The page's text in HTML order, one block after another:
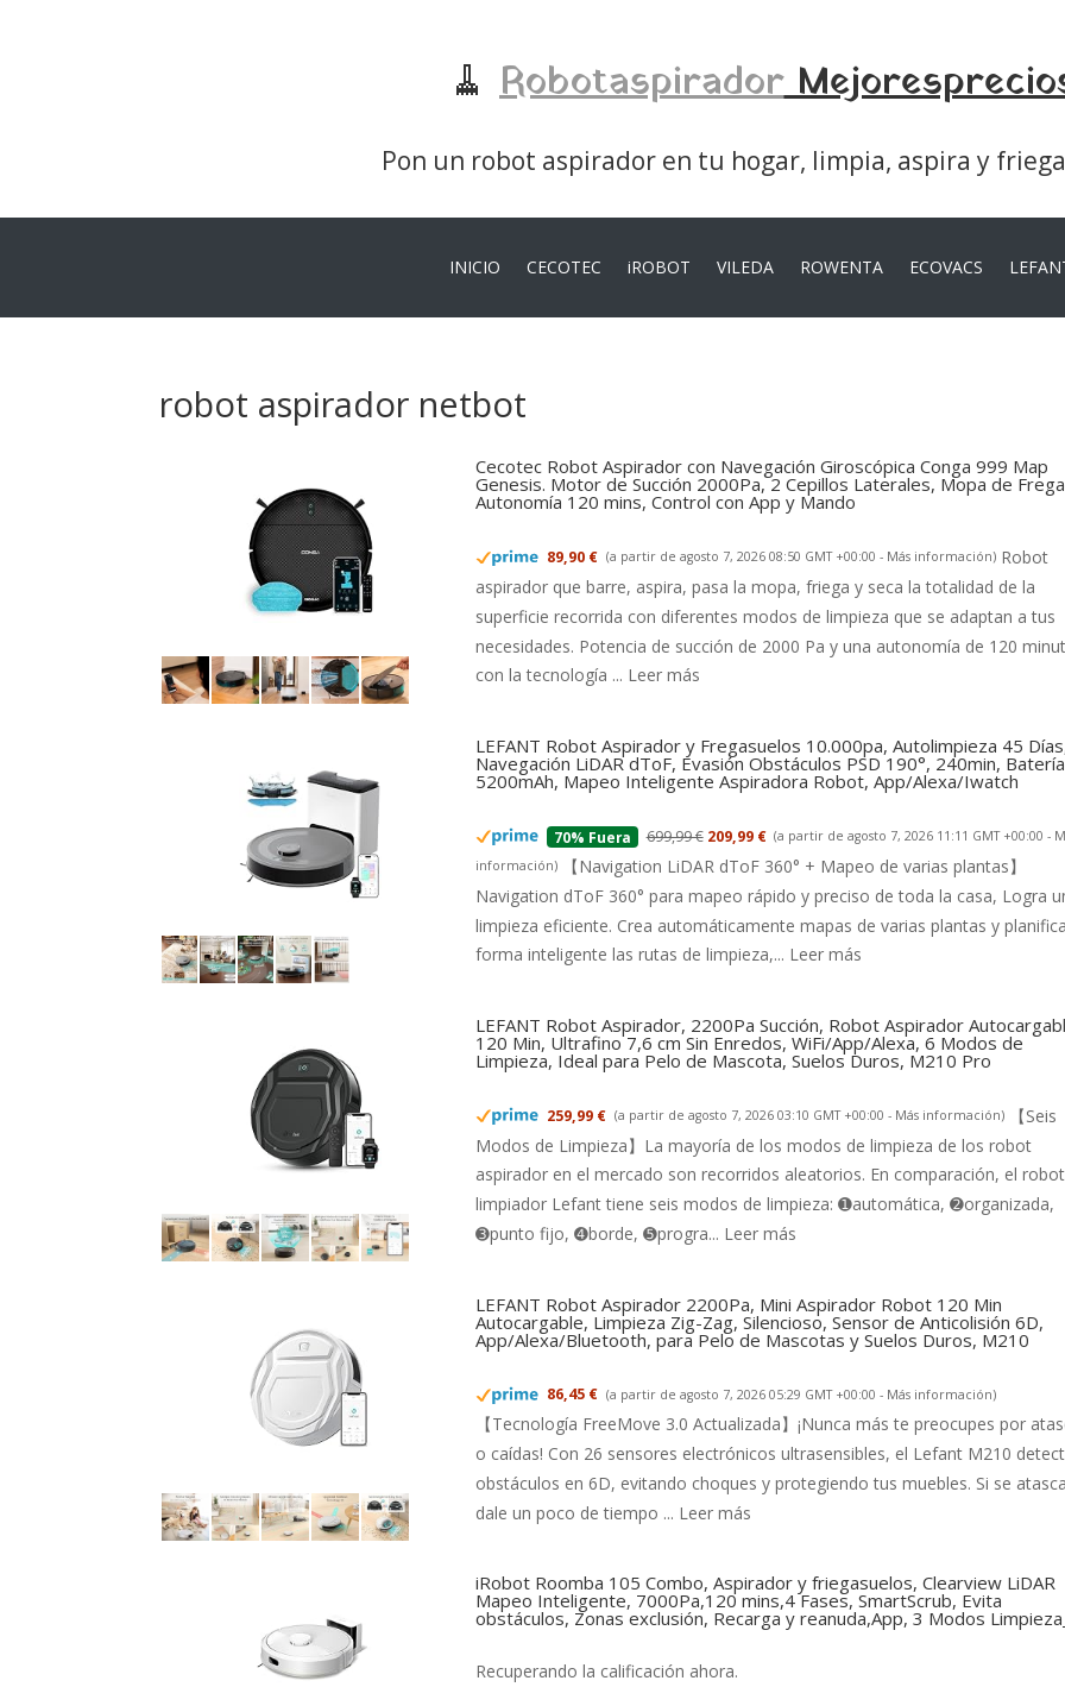
🧹Robotaspirador
Pon un robot aspirador en tu hogar, limpia, aspira y
INICIO CECOTEC iROBOT VILEDA ROWENTA ECOVACS
robot aspirador netbot
Cecotec Robot Aspirador con Navegación Giroscópica Conga 999 Map
Genesis. Motor de Succión 2000Pa, 2 Cepillos Laterales, Mopa de
Autonomía 120 mins, Control con App y Mando
89,90 € (a partir de agosto 7, 2026 08:50 GMT +00:00 - Más información) Robot
aspirador que barre, aspira, pasa la mopa, friega y seca la totalidad de la
superficie recorrida con diferentes modos de limpieza que se adaptan a tus
necesidades. Potencia de succión de 2000 Pa y una autonomía de 120
con la tecnología ... Leer más
LEFANT Robot Aspirador y Fregasuelos 10.000pa, Autolimpieza 45
Navegación LiDAR dToF, Evasión Obstáculos PSD 190°, 240min, Batería
5200mAh, Mapeo Inteligente Aspiradora Robot, App/Alexa/Iwatch
70% Fuera 699,99 € 209,99 € (a partir de agosto 7, 2026 11:11 GMT +00:00 -
información)
【Navigation LiDAR dToF 360° + Mapeo de varias plantas】
Navigation dToF 360° para mapeo rápido y preciso de toda la casa, Logra
limpieza eficiente. Crea automáticamente mapas de varias plantas y
forma inteligente las rutas de limpieza,... Leer más
LEFANT Robot Aspirador, 2200Pa Succión, Robot Aspirador
120 Min, Ultrafino 7,6 cm Sin Enredos, WiFi/App/Alexa, 6 Modos de
Limpieza, Ideal para Pelo de Mascota, Suelos Duros, M210 Pro
259,99 € (a partir de agosto 7, 2026 03:10 GMT +00:00 - Más información)
【Seis
Modos de Limpieza】La mayoría de los modos de limpieza de los robot
aspirador en el mercado son recorridos aleatorios. En comparación, el robot
limpiador Lefant tiene seis modos de limpieza: ➊automática, ➋organizada,
➌punto fijo, ➍borde, ➎progra... Leer más
LEFANT Robot Aspirador 2200Pa, Mini Aspirador Robot 120 Min
Autocargable, Limpieza Zig-Zag, Silencioso, Sensor de Anticolisión 6D,
App/Alexa/Bluetooth, para Pelo de Mascotas y Suelos Duros, M210
86,45 € (a partir de agosto 7, 2026 05:29 GMT +00:00 - Más información)
【Tecnología FreeMove 3.0 Actualizada】¡Nunca más te preocupes por
o caídas! Con 26 sensores electrónicos ultrasensibles, el Lefant M210
obstáculos en 6D, evitando choques y protegiendo tus muebles. Si se
dale un poco de tiempo ... Leer más
iRobot Roomba 105 Combo, Aspirador y friegasuelos, Clearview LiDAR
Mapeo Inteligente, 7000Pa,120 mins,4 Fases, SmartScrub, Evita
obstáculos, Zonas exclusión, Recarga y reanuda,App, 3 Modos
Recuperando la calificación ahora.